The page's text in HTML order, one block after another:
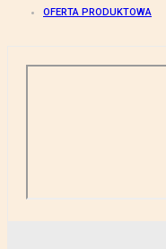
OFERTA PRODUKTOWA